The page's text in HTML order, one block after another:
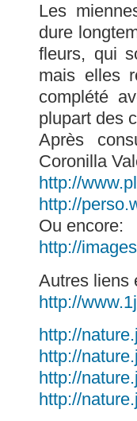
Les
dure
fleurs, qui
mais elles
complété
plupart des
Après
Coronilla
http://
http://
Ou encore:
http://
Autres liens
http://
http://
http://
http://
http://